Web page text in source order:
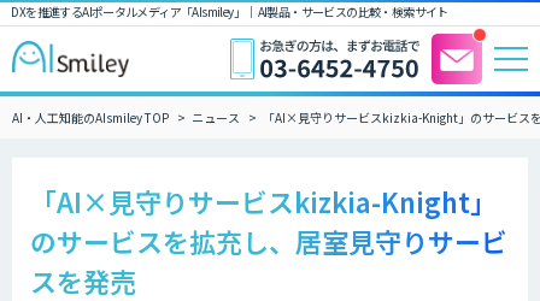
DXを推進するAIポータルメディア「AIsmiley」｜ AI製品・サービスの比較・検索サイト
AI・人工知能のAIsmiley TOP ニュース 「AI×見守りサービスkizkia-Knight」のサービス
「AI×見守りサービスkizkia-Knight」
のサービスを拡充し、居室見守りサービ
スを発売